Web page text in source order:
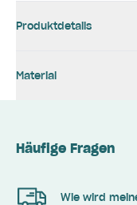
Produktdetails
Material
Häufige Fragen
Wie wird